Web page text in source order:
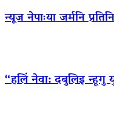
न्यूज नेपाःया जर्मनि
“हलिं नेवा: दबुलिइ न्हूगु